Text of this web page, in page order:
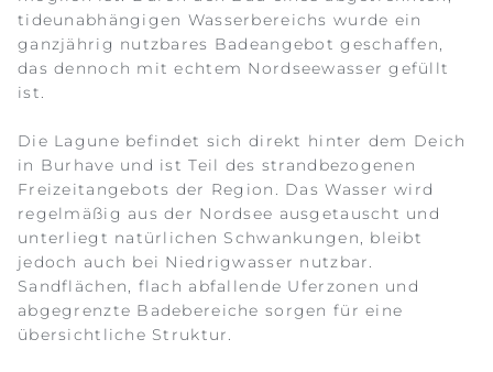
tideunabhängigen Wasserbereichs wurde ein
ganzjährig nutzbares Badeangebot geschaffen,
das dennoch mit echtem Nordseewasser gefüllt
ist.
Die Lagune befindet sich direkt hinter dem Deich
in Burhave und ist Teil des strandbezogenen
Freizeitangebots der Region. Das Wasser wird
regelmäßig aus der Nordsee ausgetauscht und
unterliegt natürlichen Schwankungen, bleibt
jedoch auch bei Niedrigwasser nutzbar.
Sandflächen, flach abfallende Uferzonen und
abgegrenzte Badebereiche sorgen für eine
übersichtliche Struktur.